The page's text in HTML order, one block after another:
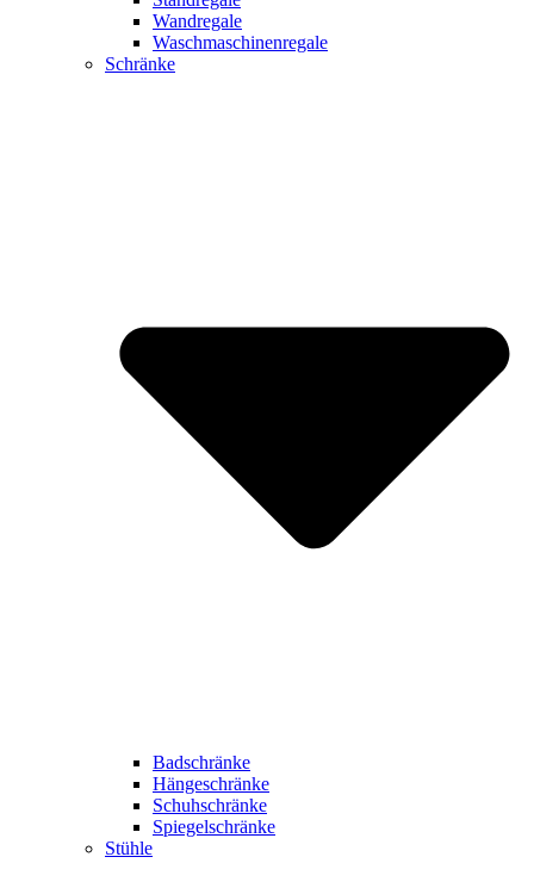
Wandregale
Waschmaschinenregale
Schränke
Badschränke
Hängeschränke
Schuhschränke
Spiegelschränke
Stühle